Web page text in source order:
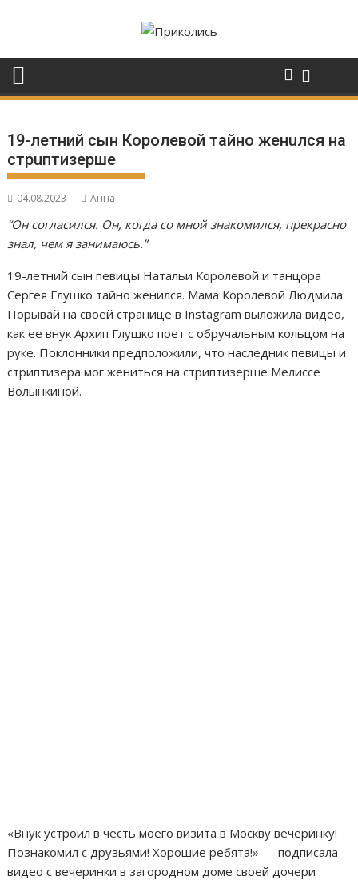
19-летний сын Королевой тайно женuлся на
стрuптизерше
04.08.2023 Анна
“Он согласился. Он, когда со мной знакомился, прекрасно
знал, чем я занимаюсь.”
19-летний сын певицы Натальи Королевой и танцора
Сергея Глушко тайно женился. Мама Королевой Людмила
Порывай на своей странице в Instagram выложила видео,
как ее внук Архип Глушко поет с обручальным кольцом на
руке. Поклонники предположили, что наследник певицы и
стриптизера мог жениться на стриптизерше Мелиссе
Волынкиной.
«Внук устроил в честь моего визита в Москву вечеринку!
Познакомил с друзьями! Хорошие ребята!» — подписала
видео с вечеринки в загородном доме своей дочери